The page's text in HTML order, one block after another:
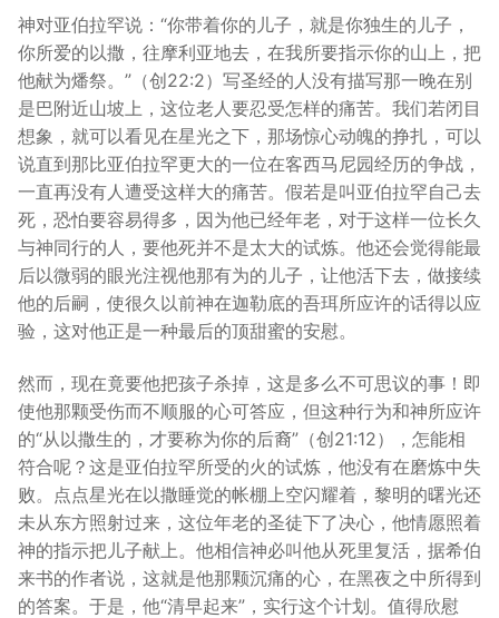
神对亚伯拉罕说：“你带着你的儿子，就是你独生的儿子，
你所爱的以撒，往摩利亚地去，在我所要指示你的山上，把
他献为燔祭。”（创22:2）写圣经的人没有描写那一晚在别
是巴附近山坡上，这位老人要忍受怎样的痛苦。我们若闭目
想象，就可以看见在星光之下，那场惊心动魄的挣扎，可以
说直到那比亚伯拉罕更大的一位在客西马尼园经历的争战，
一直再没有人遭受这样大的痛苦。假若是叫亚伯拉罕自己去
死，恐怕要容易得多，因为他已经年老，对于这样一位长久
与神同行的人，要他死并不是太大的试炼。他还会觉得能最
后以微弱的眼光注视他那有为的儿子，让他活下去，做接续
他的后嗣，使很久以前神在迦勒底的吾珥所应许的话得以应
验，这对他正是一种最后的顶甜蜜的安慰。
然而，现在竟要他把孩子杀掉，这是多么不可思议的事！即
使他那颗受伤而不顺服的心可答应，但这种行为和神所应许
的“从以撒生的，才要称为你的后裔”（创21:12），怎能相
符合呢？这是亚伯拉罕所受的火的试炼，他没有在磨炼中失
败。点点星光在以撒睡觉的帐棚上空闪耀着，黎明的曙光还
未从东方照射过来，这位年老的圣徒下了决心，他情愿照着
神的指示把儿子献上。他相信神必叫他从死里复活，据希伯
来书的作者说，这就是他那颗沉痛的心，在黑夜之中所得到
的答案。于是，他“清早起来”，实行这个计划。值得欣慰